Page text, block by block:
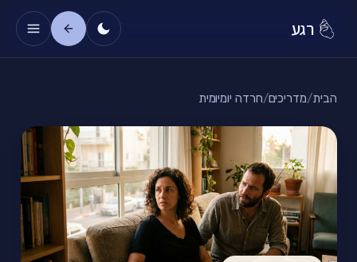
רגע
הבית/מדריכים/חרדה יומיומית